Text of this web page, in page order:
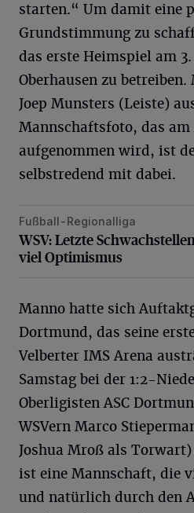
starten.“ Um damit eine
Grundstimmung zu
das erste Heimspiel am
Oberhausen zu
Joep Munsters (Leiste)
Mannschaftsfoto, das
aufgenommen wird, ist
selbstredend mit dabei.
WSV: Letzte Schwachstellen
Fußball-Regionalliga
WSV: Letzte
viel Optimismus
Manno hatte sich
Dortmund, das seine
Velberter IMS Arena
Samstag bei der 1:2-
Oberligisten ASC
WSVern Marco
Joshua Mroß als
ist eine Mannschaft, die
und natürlich durch den